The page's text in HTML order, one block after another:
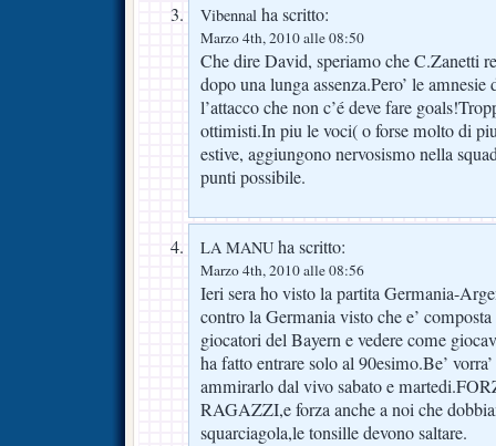
Vibennal ha scritto:
Marzo 4th, 2010 alle 08:50
Che dire David, speriamo che C.Zanetti
dopo una lunga assenza.Pero’ le
l’attacco che non c’é deve fare
ottimisti.In piu le voci( o forse molto di
estive, aggiungono nervosismo nella
punti possibile.
LA MANU ha scritto:
Marzo 4th, 2010 alle 08:56
Ieri sera ho visto la partita Germania-
contro la Germania visto che e’
giocatori del Bayern e vedere come
ha fatto entrare solo al 90esimo.Be’
ammirarlo dal vivo sabato e
RAGAZZI,e forza anche a noi che
squarciagola,le tonsille devono saltare.